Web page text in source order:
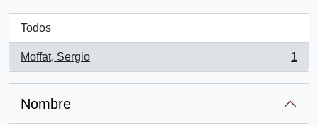
Todos
Moffat, Sergio
, 1 resultados
1
Nombre